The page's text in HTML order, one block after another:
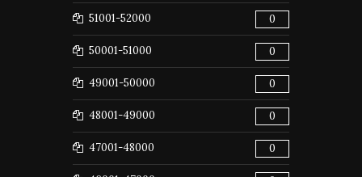
51001-52000 0
50001-51000 0
49001-50000 0
48001-49000 0
47001-48000 0